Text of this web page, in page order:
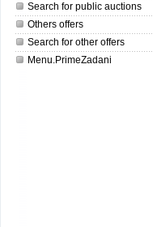
Search for public auctions
Others offers
Search for other offers
Menu.PrimeZadani